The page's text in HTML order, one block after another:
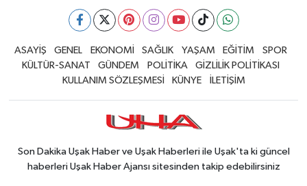
ASAYİŞ GENEL EKONOMİ SAĞLIK YAŞAM EĞİTİM
SPOR
KÜLTÜR-SANAT
GÜNDEM POLİTİKA
GİZLİLİK POLİTİKASI
KULLANIM SÖZLEŞMESİ
KÜNYE İLETİŞİM
Son Dakika Uşak Haber ve Uşak Haberleri ile Uşak'ta ki güncel
haberleri Uşak Haber Ajansı sitesinden takip edebilirsiniz